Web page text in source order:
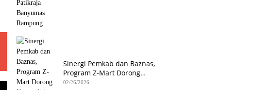
Sinergi Pemkab dan Baznas,
Program Z-Mart Dorong
Kemandirian Usaha Mikro
02/26/2026